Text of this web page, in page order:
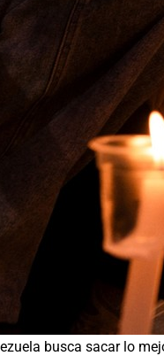
busca sacar lo